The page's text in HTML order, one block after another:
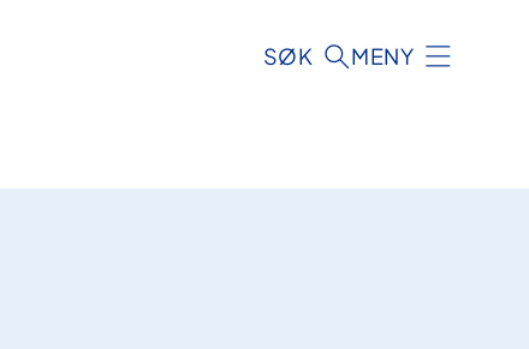
SØK MENY